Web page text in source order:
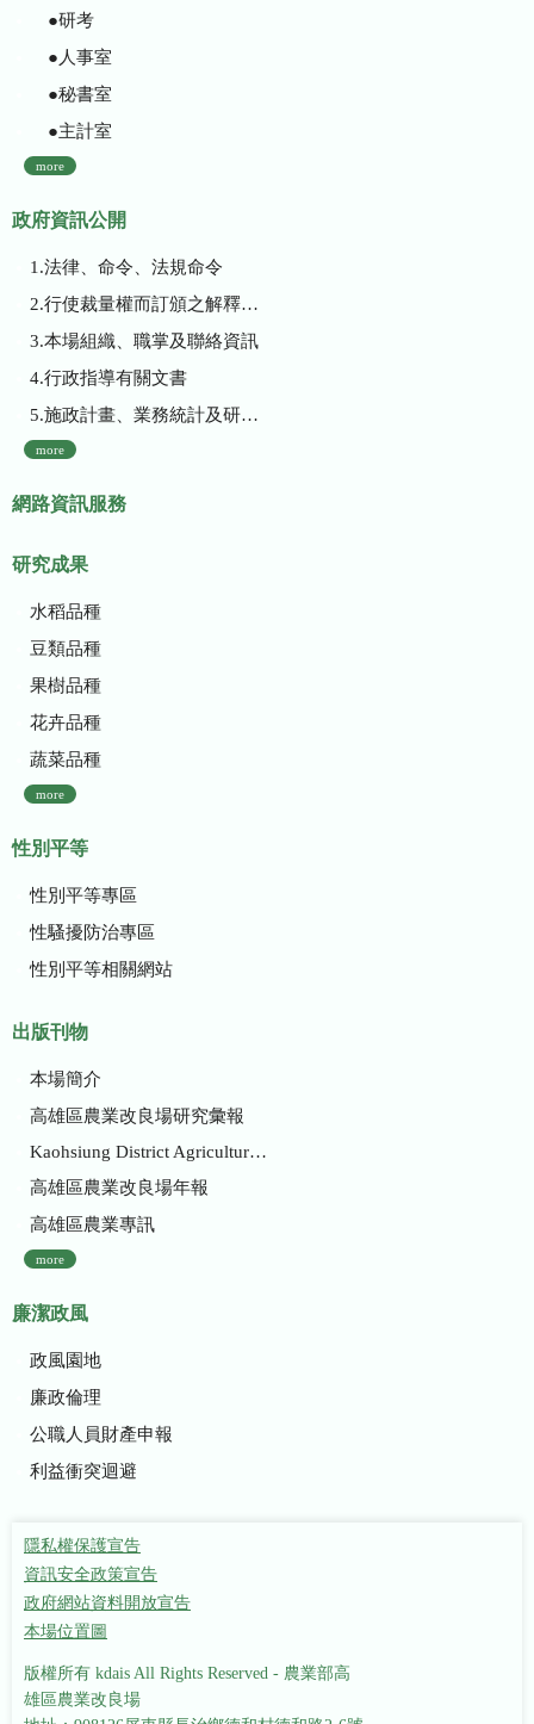
●研考
●人事室
●秘書室
●主計室
more
政府資訊公開
1.法律、命令、法規命令
2.行使裁量權而訂頒之解釋性規定及裁量基準
3.本場組織、職掌及聯絡資訊
4.行政指導有關文書
5.施政計畫、業務統計及研究報告
more
網路資訊服務
研究成果
水稻品種
豆類品種
果樹品種
花卉品種
蔬菜品種
more
性別平等
性別平等專區
性騷擾防治專區
性別平等相關網站
出版刊物
本場簡介
高雄區農業改良場研究彙報
Kaohsiung District Agricultural Research and Extension Station
高雄區農業改良場年報
高雄區農業專訊
more
廉潔政風
政風園地
廉政倫理
公職人員財產申報
利益衝突迴避
隱私權保護宣告
資訊安全政策宣告
政府網站資料開放宣告
本場位置圖
版權所有 kdais All Rights Reserved - 農業部高
雄區農業改良場